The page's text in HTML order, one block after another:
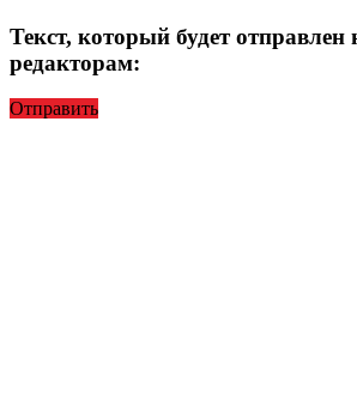
Текст, который будет
редакторам:
Отправить